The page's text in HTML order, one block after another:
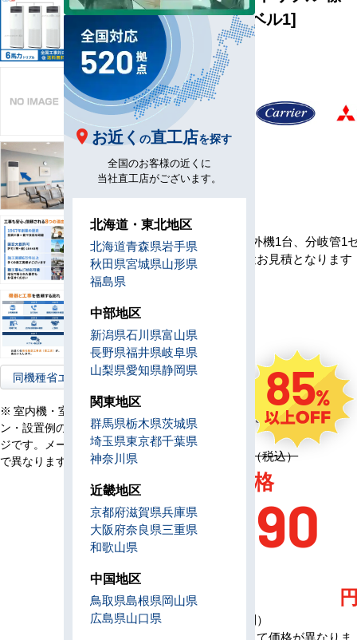
同機種省エネ型へ
※ 室内機・室外機・リモコ
ン・設置例の画像はイメー
ジです。メーカー、機種等
で異なります。
準 [省エネレベル1]
型
番
Y160-H3
ー
ー
セ
ッ
ト
内
室内機3台、室外機1台、分岐管1
※工事費は別途お見積となります
コ
ン
本体内蔵
電
三相200V
価
2,918,300円（税込）
85
定価 2,918,300円（税込）
AC特別価格
416,90
0
（税込・工事費別）
※メーカーによって価格が異なりま
お近く の直工店を探す
全国のお客様の近くに
当社直工店がございます。
北海道・東北地区
北海道青森県岩手県
秋田県宮城県山形県
福島県
中部地区
新潟県石川県富山県
長野県福井県岐阜県
山梨県愛知県静岡県
関東地区
群馬県栃木県茨城県
埼玉県東京都千葉県
神奈川県
近畿地区
京都府滋賀県兵庫県
大阪府奈良県三重県
和歌山県
中国地区
鳥取県島根県岡山県
広島県山口県